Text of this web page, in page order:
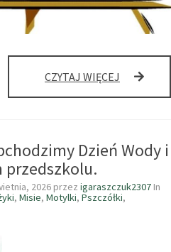
CZYTAJ WIĘCEJ ZEBRANIE
Dzień Wody i
przedszkolu.
2026 przez igaraszczuk2307 In
, Misie, Motylki, Pszczółki,